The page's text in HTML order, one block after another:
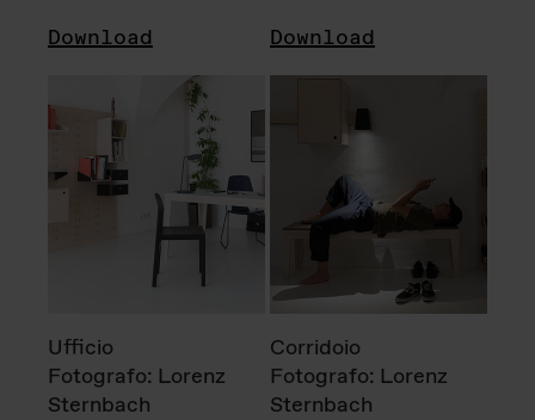
Download Download
Ufficio
Fotografo: Lorenz
Sternbach
Corridoio
Fotografo: Lorenz
Sternbach